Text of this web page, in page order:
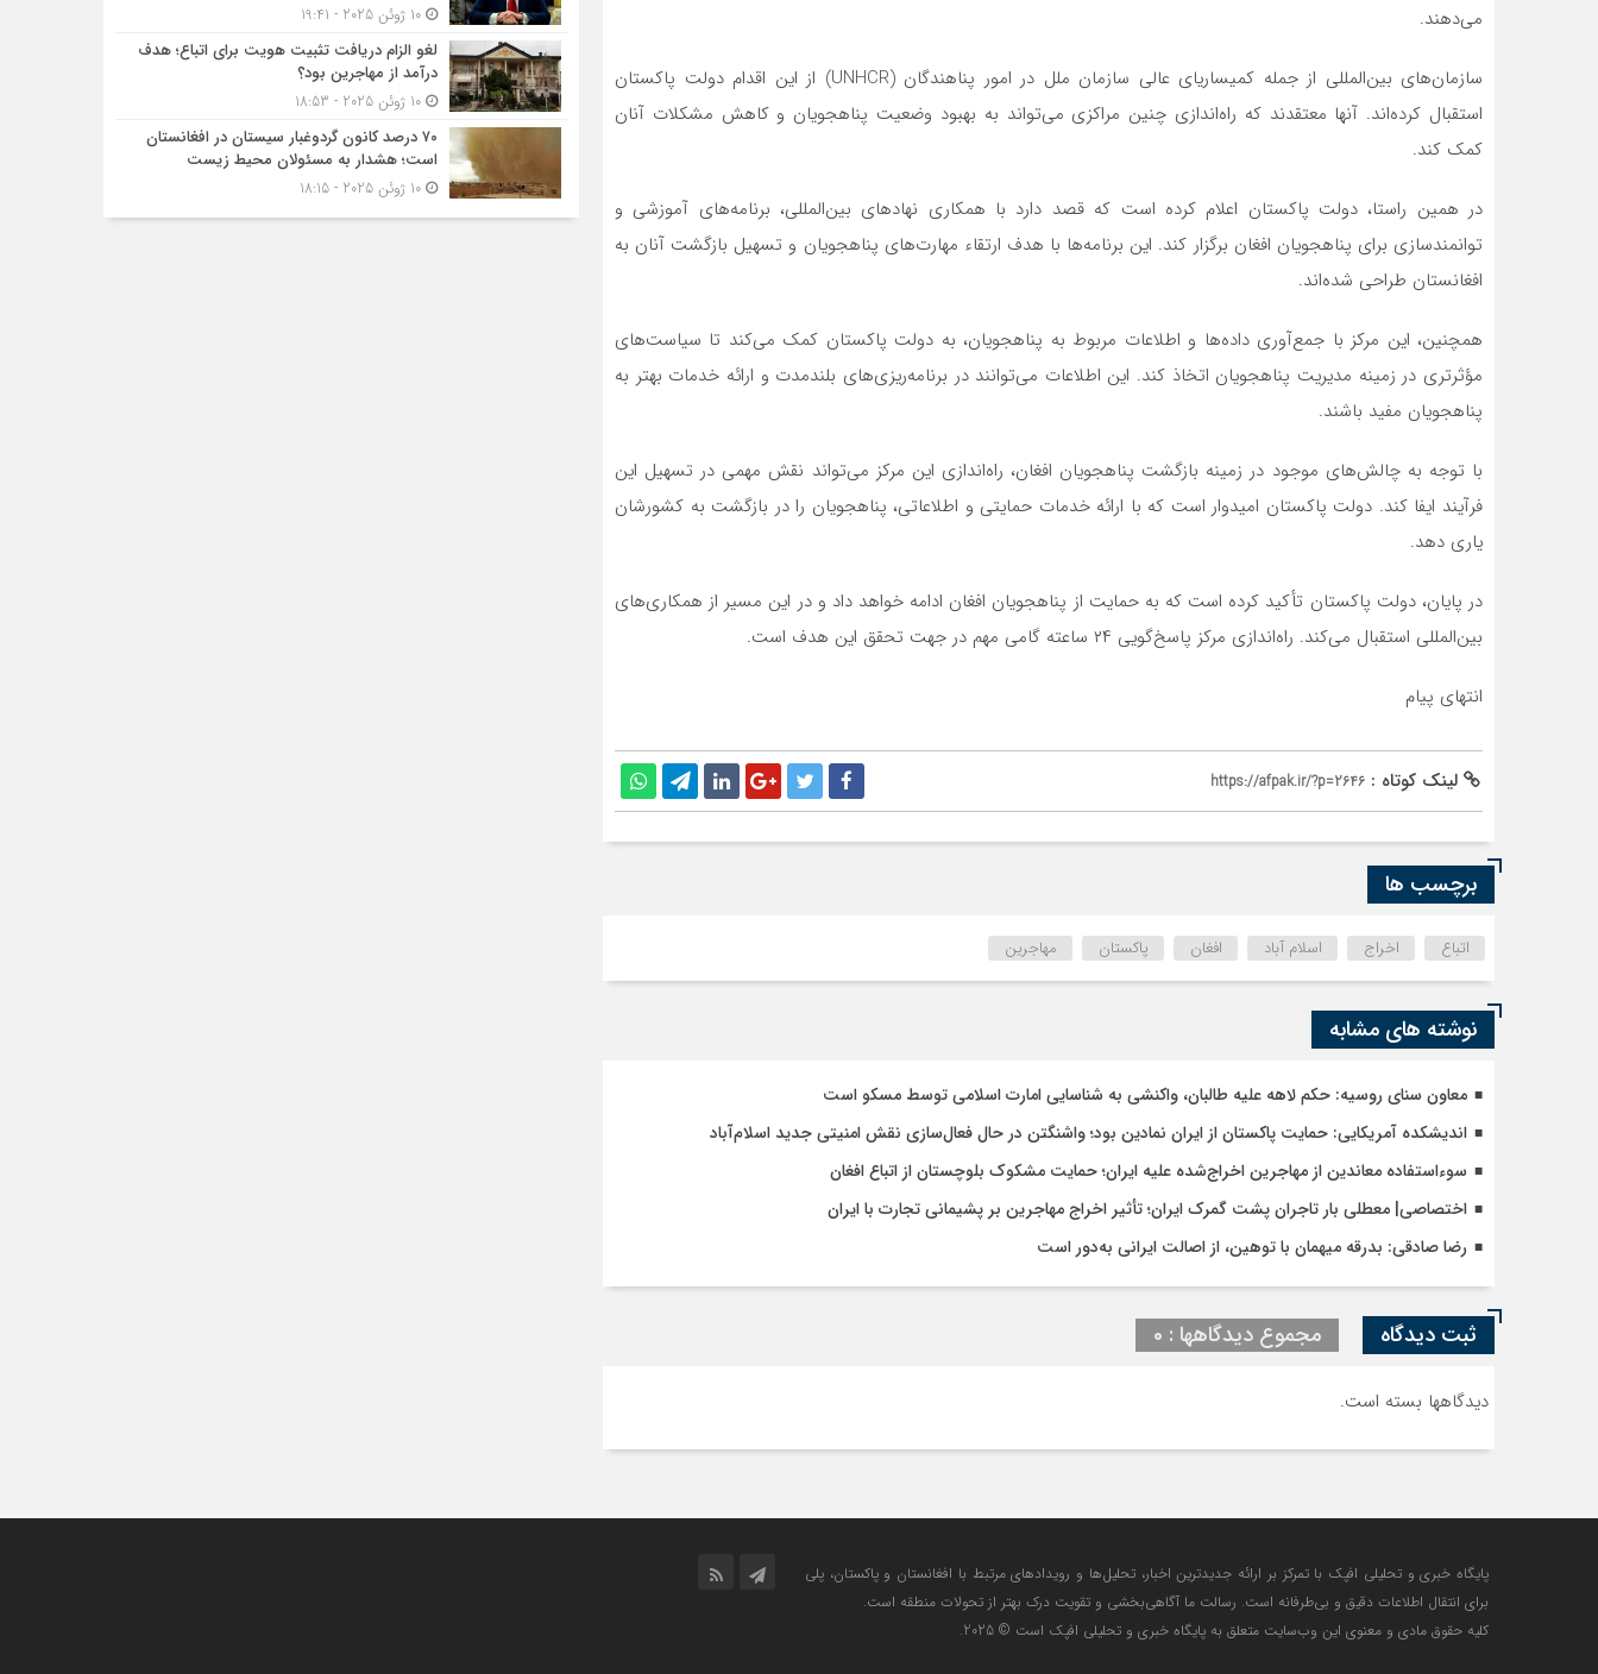
می‌دهند.
سازمان‌های بین‌المللی از جمله کمیساریای عالی سازمان ملل در امور پناهندگان (UNHCR) از این اقدام دولت پاکستان
استقبال کرده‌اند. آنها معتقدند که راه‌اندازی چنین مراکزی می‌تواند به بهبود وضعیت پناهجویان و کاهش مشکلات آنان
کمک کند.
در همین راستا، دولت پاکستان اعلام کرده است که قصد دارد با همکاری نهادهای بین‌المللی، برنامه‌های آموزشی و
توانمندسازی برای پناهجویان افغان برگزار کند. این برنامه‌ها با هدف ارتقاء مهارت‌های پناهجویان و تسهیل بازگشت آنان به
افغانستان طراحی شده‌اند.
همچنین، این مرکز با جمع‌آوری داده‌ها و اطلاعات مربوط به پناهجویان، به دولت پاکستان کمک می‌کند تا سیاست‌های
مؤثرتری در زمینه مدیریت پناهجویان اتخاذ کند. این اطلاعات می‌توانند در برنامه‌ریزی‌های بلندمدت و ارائه خدمات بهتر به
پناهجویان مفید باشند.
با توجه به چالش‌های موجود در زمینه بازگشت پناهجویان افغان، راه‌اندازی این مرکز می‌تواند نقش مهمی در تسهیل این
فرآیند ایفا کند. دولت پاکستان امیدوار است که با ارائه خدمات حمایتی و اطلاعاتی، پناهجویان را در بازگشت به کشورشان
یاری دهد.
در پایان، دولت پاکستان تأکید کرده است که به حمایت از پناهجویان افغان ادامه خواهد داد و در این مسیر از همکاری‌های
بین‌المللی استقبال می‌کند. راه‌اندازی مرکز پاسخ‌گویی ۲۴ ساعته گامی مهم در جهت تحقق این هدف است.
انتهای پیام
لینک کوتاه : https://afpak.ir/?p=2646
برچسب ها
اتباع اخراج اسلام آباد افغان پاکستان مهاجرین
نوشته های مشابه
معاون سنای روسیه: حکم لاهه علیه طالبان، واکنشی به شناسایی امارت اسلامی توسط مسکو است
اندیشکده آمریکایی: حمایت پاکستان از ایران نمادین بود؛ واشنگتن در حال فعال‌سازی نقش امنیتی جدید اسلام‌آباد
سوءاستفاده معاندین از مهاجرین اخراج‌شده علیه ایران؛ حمایت مشکوک بلوچستان از اتباع افغان
اختصاصی| معطلی بار تاجران پشت گمرک ایران؛ تأثیر اخراج مهاجرین بر پشیمانی تجارت با ایران
رضا صادقی: بدرقه میهمان با توهین، از اصالت ایرانی به‌دور است
ثبت دیدگاه مجموع دیدگاهها : 0
دیدگاهها بسته است.
10 ژوئن 2025 - 19:41
لغو الزام دریافت تثبیت هویت برای اتباع؛ هدف
درآمد از مهاجرین بود؟
10 ژوئن 2025 - 18:53
۷۰ درصد کانون گردوغبار سیستان در افغانستان
است؛ هشدار به مسئولان محیط زیست
10 ژوئن 2025 - 18:15
پایگاه خبری و تحلیلی افپک با تمرکز بر ارائه جدیدترین اخبار، تحلیل‌ها و رویدادهای مرتبط با افغانستان و پاکستان، پلی
برای انتقال اطلاعات دقیق و بی‌طرفانه است. رسالت ما آگاهی‌بخشی و تقویت درک بهتر از تحولات منطقه است.
کلیه حقوق مادی و معنوی این وب‌سایت متعلق به پایگاه خبری و تحلیلی افپک است © 2025.